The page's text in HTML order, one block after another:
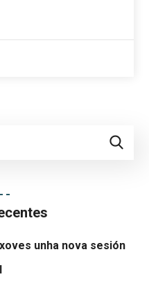
unha nova sesión